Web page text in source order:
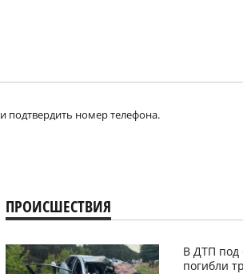
и подтвердить номер телефона.
ПРОИСШЕСТВИЯ
В ДТП под
погибли